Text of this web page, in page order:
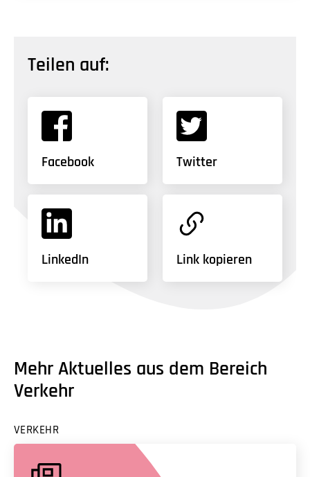
Teilen auf:
Facebook Twitter
LinkedIn Link kopieren
Mehr Aktuelles aus dem Bereich
Verkehr
VERKEHR